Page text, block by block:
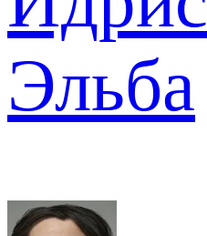
Эльба